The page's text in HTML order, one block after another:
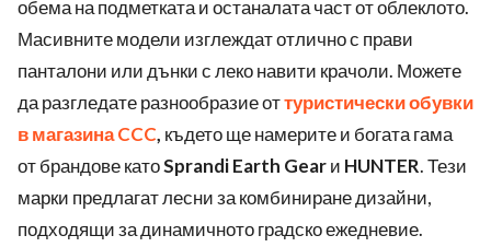
обема на подметката и останалата част от облеклото.
Масивните модели изглеждат отлично с прави
панталони или дънки с леко навити крачоли. Можете
да разгледате разнообразие оттуристически обувки
в магазина CCC, където ще намерите и богата гама
от брандове катоSprandi Earth Gearи HUNTER. Тези
марки предлагат лесни за комбиниране дизайни,
подходящи за динамичното градско ежедневие.